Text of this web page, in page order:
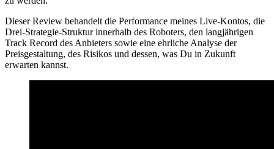
Dieser Review behandelt die Performance meines Live-Kontos, die
Drei-Strategie-Struktur innerhalb des Roboters, den langjährigen
Track Record des Anbieters sowie eine ehrliche Analyse der
Preisgestaltung, des Risikos und dessen, was Du in Zukunft
erwarten kannst.